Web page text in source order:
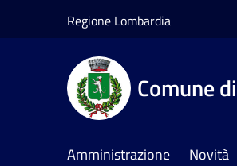
Regione Lombardia
Comune
Amministrazione Novità